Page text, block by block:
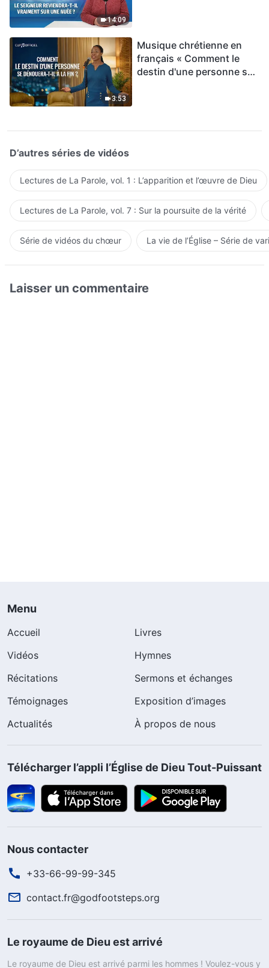
14:09
3:53
Musique chrétienne en
français « Comment le
destin d'une personne se
D’autres séries de vidéos
Lectures de La Parole, vol. 1 : L’apparition et l’œuvre de Dieu
Lectures de La Parole, vol. 7 : Sur la poursuite de la vérité
Série de vidéos du chœur La vie de l’Église – Série de
Laisser un commentaire
Menu
Accueil
Livres
Vidéos
Hymnes
Récitations
Sermons et échanges
Témoignages
Exposition d’images
Actualités
À propos de nous
Télécharger l’appli l’Église de Dieu Tout-Puissant
Nous contacter
+33-66-99-99-345
contact.fr@godfootsteps.org
Le royaume de Dieu est arrivé
Le royaume de Dieu est arrivé parmi les hommes ! Voulez-vous y